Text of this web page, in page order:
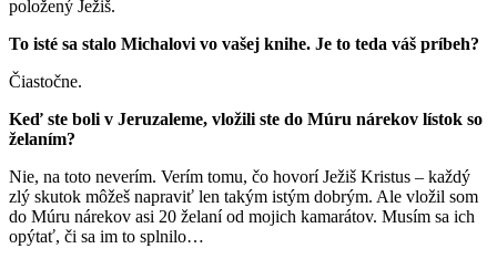
položený Ježiš.
To isté sa stalo Michalovi vo vašej knihe. Je to teda váš príbeh?
Čiastočne.
Keď ste boli v Jeruzaleme, vložili ste do Múru nárekov lístok so
želaním?
Nie, na toto neverím. Verím tomu, čo hovorí Ježiš Kristus – každý
zlý skutok môžeš napraviť len takým istým dobrým. Ale vložil som
do Múru nárekov asi 20 želaní od mojich kamarátov. Musím sa ich
opýtať, či sa im to splnilo…